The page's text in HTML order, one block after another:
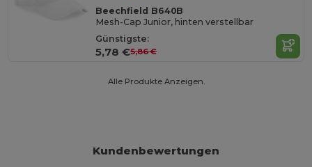
Beechfield B640B
Mesh-Cap Junior, hinten verstellbar
Günstigste:
5,78 €5,86 €
Alle Produkte Anzeigen.
Kundenbewertungen